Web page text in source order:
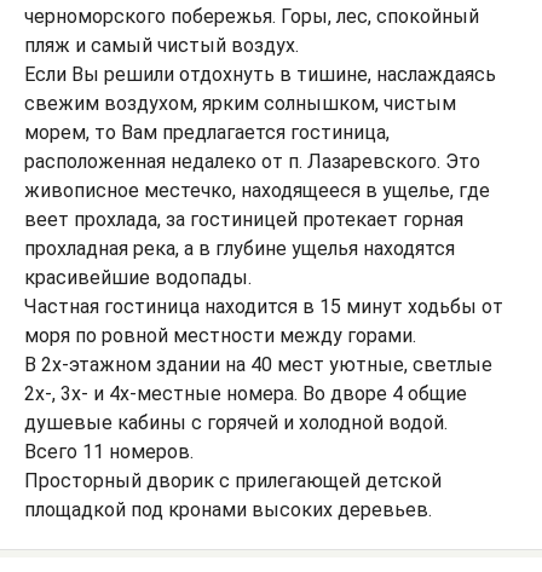
черноморского побережья. Горы, лес, спокойный
пляж и самый чистый воздух.
Если Вы решили отдохнуть в тишине, наслаждаясь
свежим воздухом, ярким солнышком, чистым
морем, то Вам предлагается гостиница,
расположенная недалеко от п. Лазаревского. Это
живописное местечко, находящееся в ущелье, где
веет прохлада, за гостиницей протекает горная
прохладная река, а в глубине ущелья находятся
красивейшие водопады.
Частная гостиница находится в 15 минут ходьбы от
моря по ровной местности между горами.
В 2х-этажном здании на 40 мест уютные, светлые
2х-, 3х- и 4х-местные номера. Во дворе 4 общие
душевые кабины с горячей и холодной водой.
Всего 11 номеров.
Просторный дворик с прилегающей детской
площадкой под кронами высоких деревьев.